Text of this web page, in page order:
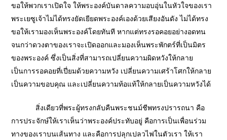
ขอให้พวกเราเปิดใจ ให้พระองค์บันดาลความอบอุ่นในหัวใจของเรา
พระเยซูเจ้าไม่ได้ทรงยัดเยียดพระองค์เองด้วยเสียงอันดัง ไม่ได้ทรง
ขอให้เรามองเห็นพระองค์โดยทันที หากแต่ทรงรอคอยอย่างอดทน
จนกว่าดวงตาของเราจะเปิดออกและมองเห็นพระพักตร์ที่เป็นมิตร
ของพระองค์ ซึ่งเป็นสิ่งที่สามารถเปลี่ยนความผิดหวังให้กลาย
เป็นการรอคอยที่เปี่ยมด้วยความหวัง เปลี่ยนความเศร้าโศกให้กลาย
เป็นความขอบคุณ และเปลี่ยนความท้อแท้ให้กลายเป็นความหวังได้
สิ่งเดียวที่พระผู้ทรงกลับคืนพระชนม์ชีพทรงปรารถนา คือ
การประจักษ์ให้เราเห็นว่าพระองค์ประทับอยู่ คือการเป็นเพื่อนร่วม
ทางของเราบนเส้นทาง และคือการปลุกเปลวไฟในตัวเรา ให้เรา